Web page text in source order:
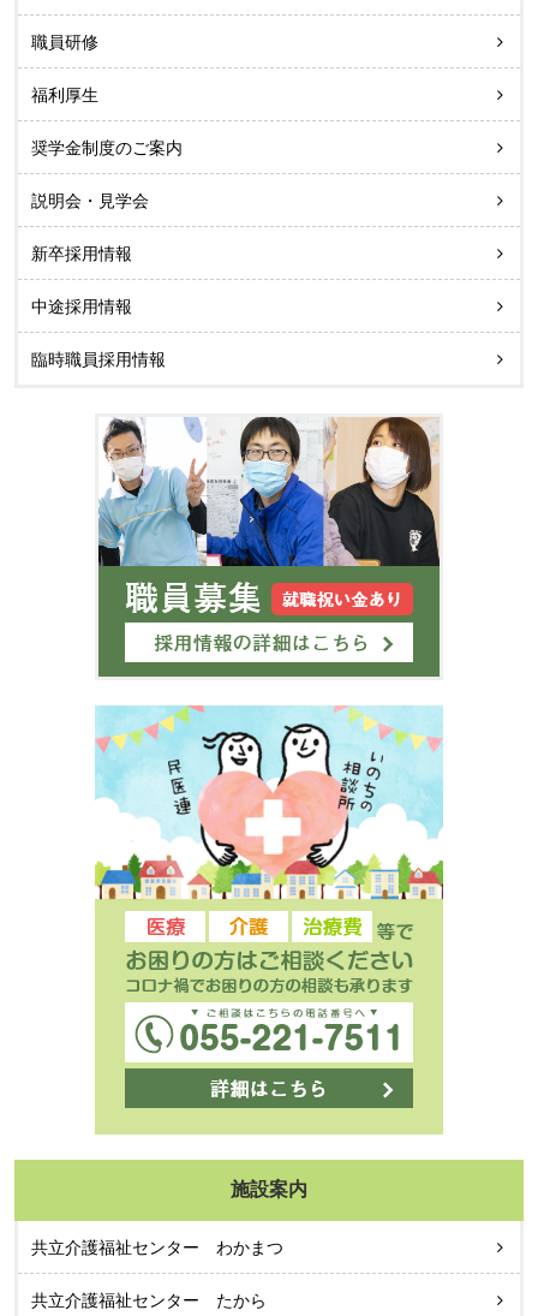
職員研修
福利厚生
奨学金制度のご案内
説明会・見学会
新卒採用情報
中途採用情報
臨時職員採用情報
施設案内
共立介護福祉センター わかまつ
共立介護福祉センター たから